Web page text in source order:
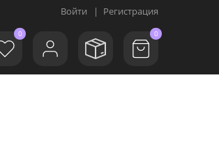
Войти | Регистрация
0 0